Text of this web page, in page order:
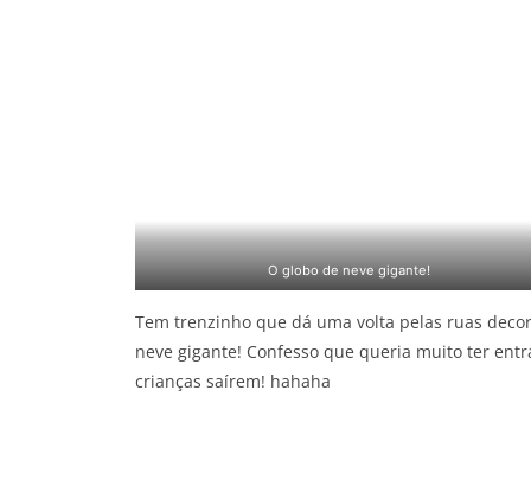
O globo de neve gigante!
Tem trenzinho que dá uma volta pelas ruas
neve gigante! Confesso que queria muito ter
crianças saírem! hahaha